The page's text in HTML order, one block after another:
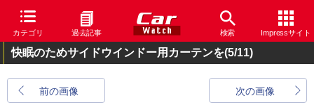
カテゴリ 過去記事 検索 Impressサイト
快眠のためサイドウインドー用カーテンを(5/11)
前の画像 次の画像